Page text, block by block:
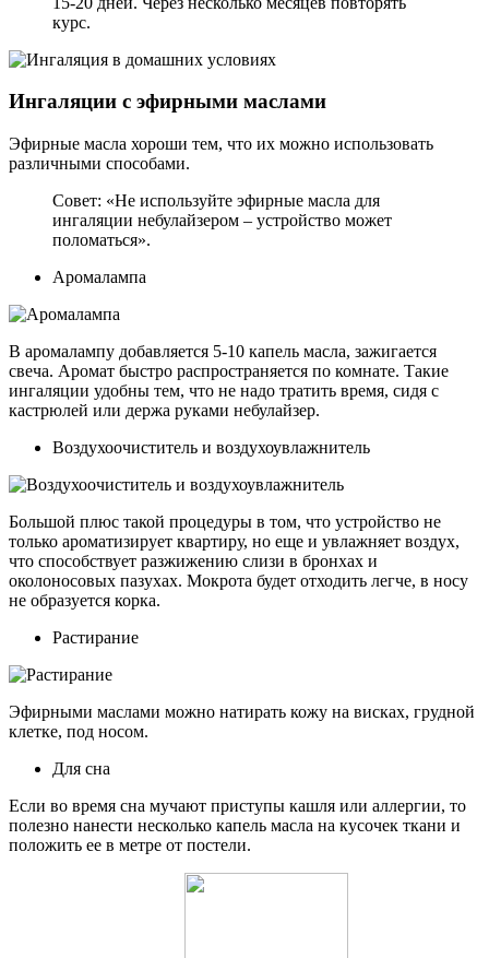
курс.
Ингаляции с эфирными маслами
Эфирные масла хороши тем, что их можно использовать
различными способами.
Совет: «Не используйте эфирные масла для
ингаляции небулайзером – устройство может
поломаться».
Аромалампа
В аромалампу добавляется 5-10 капель масла, зажигается
свеча. Аромат быстро распространяется по комнате. Такие
ингаляции удобны тем, что не надо тратить время, сидя с
кастрюлей или держа руками небулайзер.
Воздухоочиститель и воздухоувлажнитель
Большой плюс такой процедуры в том, что устройство не
только ароматизирует квартиру, но еще и увлажняет воздух,
что способствует разжижению слизи в бронхах и
околоносовых пазухах. Мокрота будет отходить легче, в носу
не образуется корка.
Растирание
Эфирными маслами можно натирать кожу на висках, грудной
клетке, под носом.
Для сна
Если во время сна мучают приступы кашля или аллергии, то
полезно нанести несколько капель масла на кусочек ткани и
положить ее в метре от постели.